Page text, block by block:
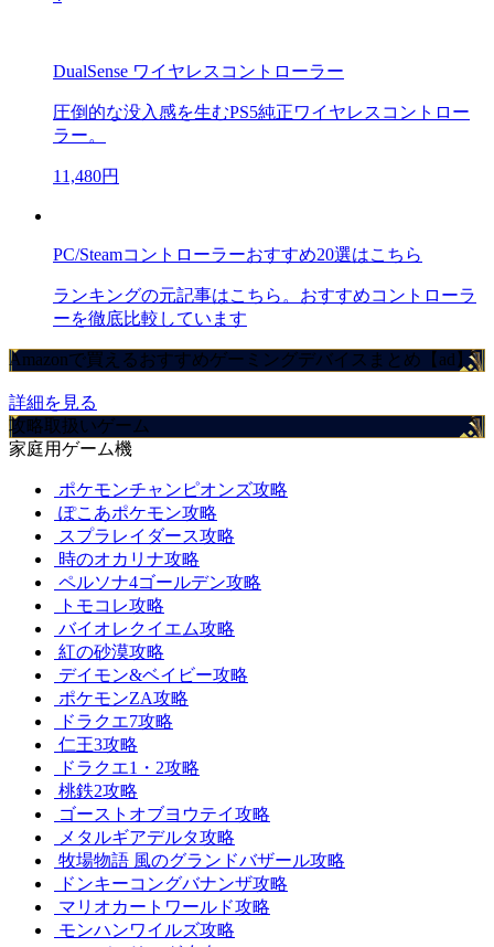
DualSense ワイヤレスコントローラー
圧倒的な没入感を生むPS5純正ワイヤレスコントロー
ラー。
11,480円
PC/Steamコントローラーおすすめ20選はこちら
ランキングの元記事はこちら。おすすめコントローラ
ーを徹底比較しています
Amazonで買えるおすすめゲーミングデバイスまとめ【ad】
詳細を見る
攻略取扱いゲーム
家庭用ゲーム機
ポケモンチャンピオンズ攻略
ぽこあポケモン攻略
スプラレイダース攻略
時のオカリナ攻略
ペルソナ4ゴールデン攻略
トモコレ攻略
バイオレクイエム攻略
紅の砂漠攻略
デイモン&ベイビー攻略
ポケモンZA攻略
ドラクエ7攻略
仁王3攻略
ドラクエ1・2攻略
桃鉄2攻略
ゴーストオブヨウテイ攻略
メタルギアデルタ攻略
牧場物語 風のグランドバザール攻略
ドンキーコングバナンザ攻略
マリオカートワールド攻略
モンハンワイルズ攻略